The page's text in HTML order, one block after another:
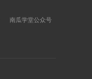
南瓜学堂公众号